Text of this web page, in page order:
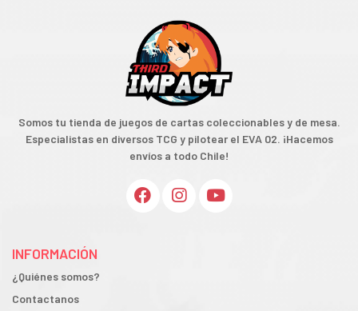
Somos tu tienda de juegos de cartas coleccionables y de mesa.
Especialistas en diversos TCG y pilotear el EVA 02. ¡Hacemos
envíos a todo Chile!
INFORMACIÓN
¿Quiénes somos?
Contactanos